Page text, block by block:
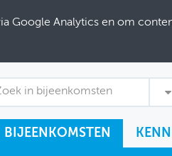
Google Analytics en om
in bijeenkomsten
BIJEENKOMSTEN